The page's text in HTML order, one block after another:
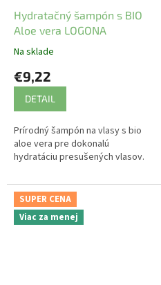
Hydratačný šampón s BIO
Aloe vera LOGONA
Na sklade
€9,22
DETAIL
Prírodný šampón na vlasy s bio
aloe vera pre dokonalú
hydratáciu presušených vlasov.
SUPER CENA
Viac za menej